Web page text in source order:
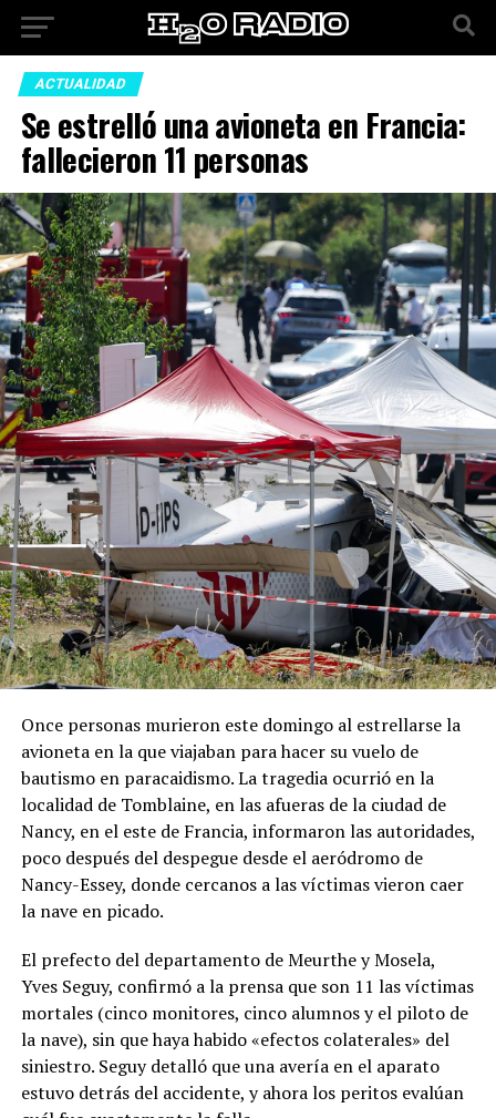
ACTUALIDAD
Se estrelló una avioneta en Francia:
fallecieron 11 personas
Once personas murieron este domingo al estrellarse la
avioneta en la que viajaban para hacer su vuelo de
bautismo en paracaidismo. La tragedia ocurrió en la
localidad de Tomblaine, en las afueras de la ciudad de
Nancy, en el este de Francia, informaron las autoridades,
poco después del despegue desde el aeródromo de
Nancy-Essey, donde cercanos a las víctimas vieron caer
la nave en picado.
El prefecto del departamento de Meurthe y Mosela,
Yves Seguy, confirmó a la prensa que son 11 las víctimas
mortales (cinco monitores, cinco alumnos y el piloto de
la nave), sin que haya habido «efectos colaterales» del
siniestro. Seguy detalló que una avería en el aparato
estuvo detrás del accidente, y ahora los peritos evalúan